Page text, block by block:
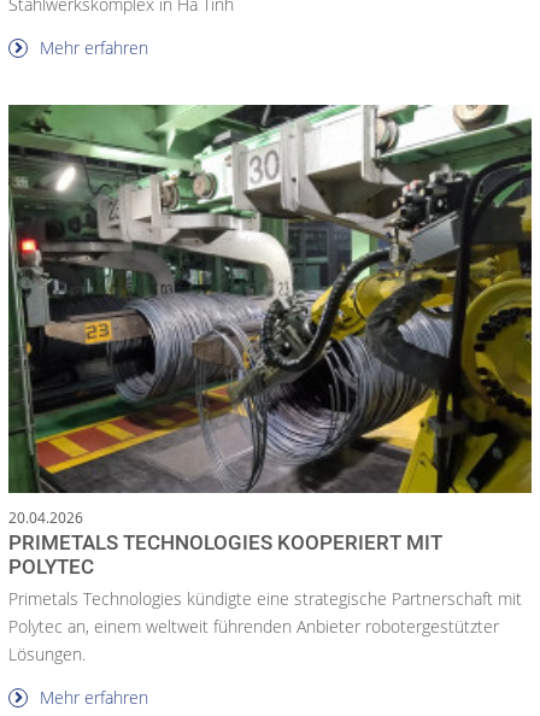
Stahlwerkskomplex in Ha Tinh
Mehr erfahren
20.04.2026
PRIMETALS TECHNOLOGIES KOOPERIERT MIT
POLYTEC
Primetals Technologies kündigte eine strategische Partnerschaft mit
Polytec an, einem weltweit führenden Anbieter robotergestützter
Lösungen.
Mehr erfahren